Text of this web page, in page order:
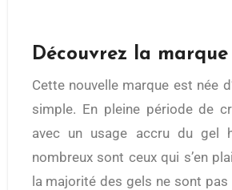
Découvrez la
Cette nouvelle marque est née d’un constat très
simple. En pleine période de
avec un usage accru du gel
nombreux sont ceux qui s’en
la majorité des gels ne sont pas